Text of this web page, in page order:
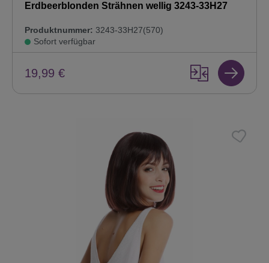
Erdbeerblonden Strähnen wellig 3243-33H27
Produktnummer: 3243-33H27(570)
Sofort verfügbar
19,99 €